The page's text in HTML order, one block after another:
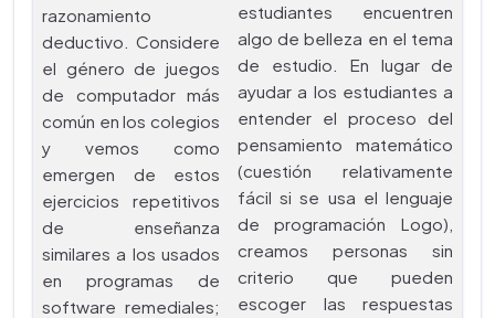
razonamiento
deductivo. Considere
el género de juegos
de computador más
común en los colegios
y vemos como
emergen de estos
ejercicios repetitivos
de enseñanza
similares a los usados
en programas de
software remediales;
estudiantes encuentren
algo de belleza en el tema
de estudio. En lugar de
ayudar a los estudiantes a
entender el proceso del
pensamiento matemático
(cuestión relativamente
fácil si se usa el lenguaje
de programación Logo),
creamos personas sin
criterio que pueden
escoger las respuestas